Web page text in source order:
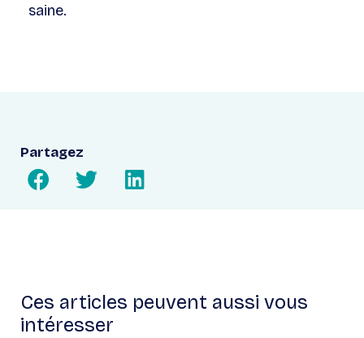
saine.
Partagez
Ces articles peuvent aussi vous
intéresser